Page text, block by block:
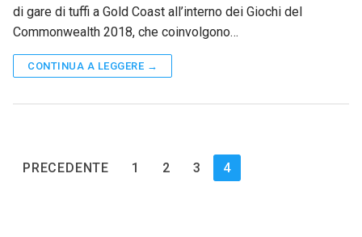
di gare di tuffi a Gold Coast all’interno dei Giochi del
Commonwealth 2018, che coinvolgono…
CONTINUA A LEGGERE →
Paginazione
PRECEDENTE 1 2 3 4